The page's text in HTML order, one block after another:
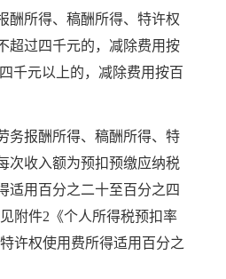
所得、稿酬所得、特许权
超过四千元的，减除费用按
千元以上的，减除费用按百
报酬所得、稿酬所得、特
次收入额为预扣预缴应纳税
适用百分之二十至百分之四
附件2《个人所得税预扣率
许权使用费所得适用百分之